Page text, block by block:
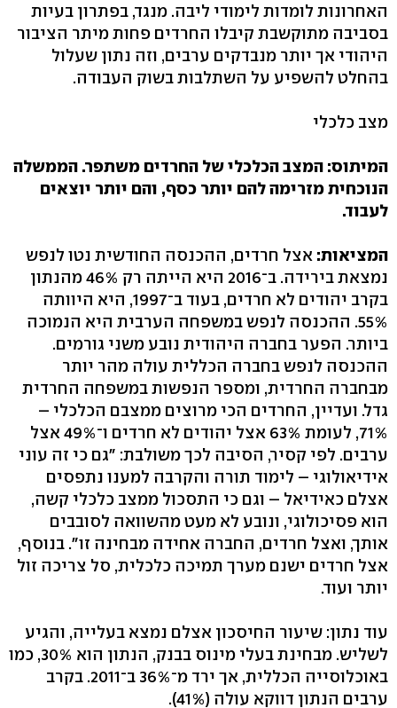
האחרונות לומדות לימודי ליבה. מנגד, בפתרון בעיות
בסביבה מתוקשבת קיבלו החרדים פחות מיתר הציבור
היהודי אך יותר מנבדקים ערבים, וזה נתון שעלול
בהחלט להשפיע על השתלבות בשוק העבודה.
מצב כלכלי
המיתוס: המצב הכלכלי של החרדים משתפר. הממשלה
הנוכחית מזרימה להם יותר כסף, והם יותר יוצאים
לעבוד.
המציאות: אצל חרדים, ההכנסה החודשית נטו לנפש
נמצאת בירידה. ב־2016 היא הייתה רק 46% מהנתון
בקרב יהודים לא חרדים, בעוד ב־1997, היא היוותה
55%. ההכנסה לנפש במשפחה הערבית היא הנמוכה
ביותר. הפער בחברה היהודית נובע משני גורמים.
ההכנסה לנפש בחברה הכללית עולה מהר יותר
מבחברה החרדית, ומספר הנפשות במשפחה החרדית
גדל. ועדיין, החרדים הכי מרוצים ממצבם הכלכלי –
71%, לעומת 63% אצל יהודים לא חרדים ו־49% אצל
ערבים. לפי קסיר, הסיבה לכך משולבת: "גם כי זה עוני
אידיאולוגי – לימוד תורה והקרבה למענו נתפסים
אצלם כאידיאל – וגם כי התסכול ממצב כלכלי קשה,
הוא פסיכולוגי, ונובע לא מעט מהשוואה לסובבים
אותך, ואצל חרדים, החברה אחידה מבחינה זו". בנוסף,
אצל חרדים ישנם מערך תמיכה כלכלית, סל צריכה זול
יותר ועוד.
עוד נתון: שיעור החיסכון אצלם נמצא בעלייה, והגיע
לשליש. מבחינת בעלי מינוס בבנק, הנתון הוא 30%, כמו
באוכלוסייה הכללית, אך ירד מ־36% ב־2011. בקרב
ערבים הנתון דווקא עולה (41%).